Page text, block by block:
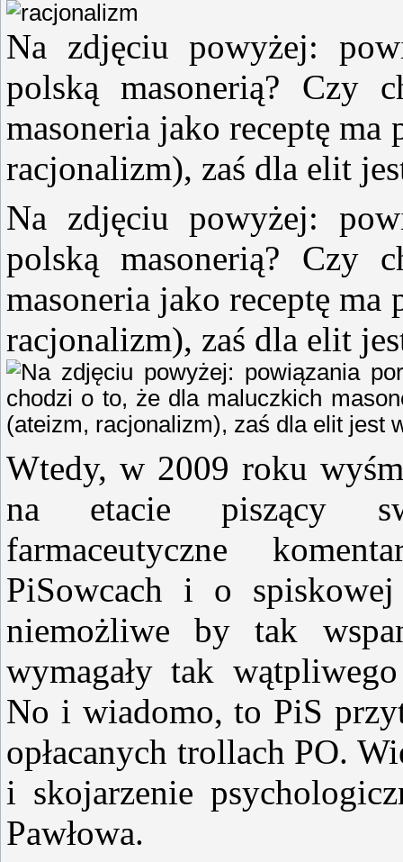
Na zdjęciu powyżej:
polską masonerią? Czy
masoneria jako receptę
racjonalizm), zaś dla elit
Na zdjęciu powyżej:
polską masonerią? Czy
masoneria jako receptę
racjonalizm), zaś dla elit
Wtedy, w 2009 roku
na etacie piszący
farmaceutyczne
PiSowcach i o
niemożliwe by tak
wymagały tak
No i wiadomo, to PiS
opłacanych trollach PO.
i skojarzenie
Pawłowa.